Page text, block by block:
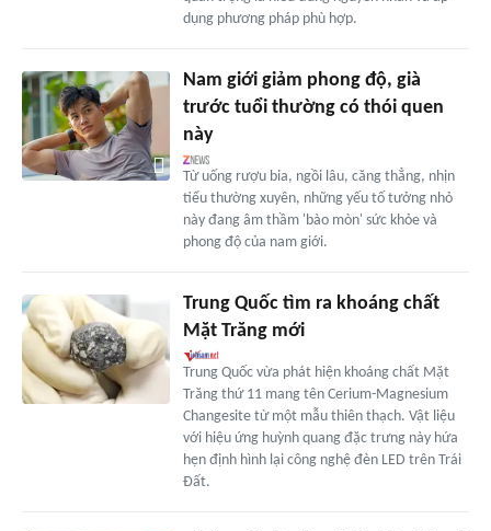
dụng phương pháp phù hợp.
Nam giới giảm phong độ, già
trước tuổi thường có thói quen
này
Từ uống rượu bia, ngồi lâu, căng thẳng, nhịn
tiểu thường xuyên, những yếu tố tưởng nhỏ
này đang âm thầm 'bào mòn' sức khỏe và
phong độ của nam giới.
Trung Quốc tìm ra khoáng chất
Mặt Trăng mới
Trung Quốc vừa phát hiện khoáng chất Mặt
Trăng thứ 11 mang tên Cerium-Magnesium
Changesite từ một mẫu thiên thạch. Vật liệu
với hiệu ứng huỳnh quang đặc trưng này hứa
hẹn định hình lại công nghệ đèn LED trên Trái
Đất.